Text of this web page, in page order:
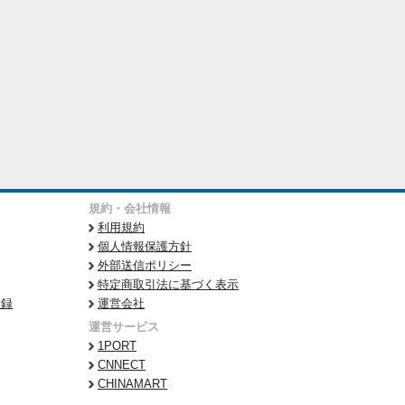
規約・会社情報
利用規約
個人情報保護方針
外部送信ポリシー
特定商取引法に基づく表示
運営会社
運営サービス
1PORT
CNNECT
CHINAMART